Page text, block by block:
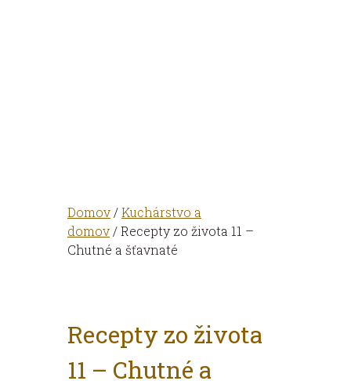
Domov /Kuchárstvo a
domov / Recepty zo života 11 –
Chutné a šťavnaté
Recepty zo života
11 – Chutné a